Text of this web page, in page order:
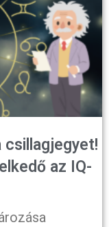
csillagjegyet!
az IQ-